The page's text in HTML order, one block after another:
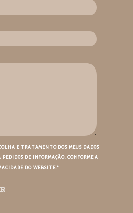
E TRATAMENTO DOS MEUS DADOS
PEDIDOS DE INFORMAÇÃO, CONFORME A
DO WEBSITE.*